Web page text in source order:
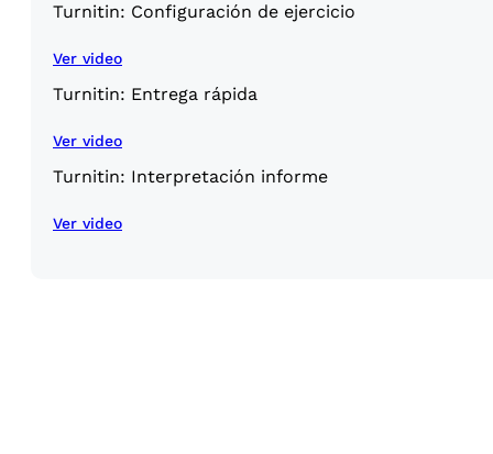
Turnitin: Configuración de ejercicio
Ver video
Turnitin: Entrega rápida
Ver video
Turnitin: Interpretación informe
Ver video